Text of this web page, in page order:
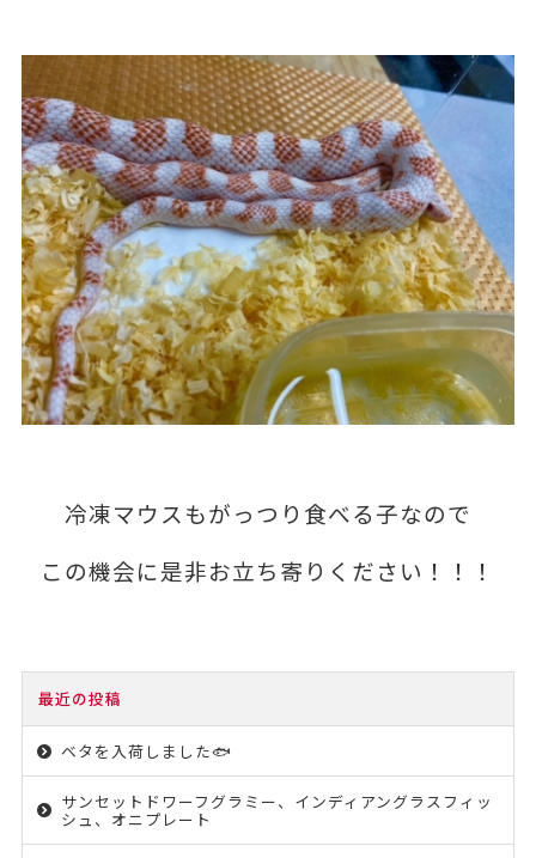
冷凍マウスもがっつり食べる子なので
この機会に是非お立ち寄りください！！！
最近の投稿
ベタを入荷しました🐟
サンセットドワーフグラミー、インディアングラスフィッ
シュ、オニプレート